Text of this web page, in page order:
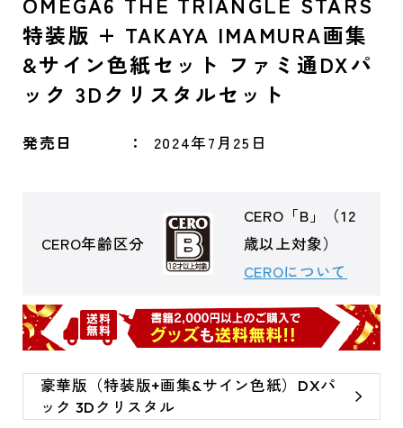
特装版 + TAKAYA IMAMURA画集
&サイン色紙セット ファミ通DXパ
ック 3Dクリスタルセット
発売日 2024年7月25日
CERO年齢区分
CERO「B」（12
歳以上対象）
CEROについて
豪華版（特装版+画集&サイン色紙）DXパ
ック 3Dクリスタル